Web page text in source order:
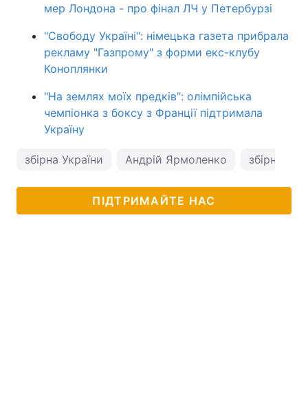
мер Лондона - про фінал ЛЧ у Петербурзі
"Свободу Україні": німецька газета прибрала
рекламу "Газпрому" з форми екс-клубу
Коноплянки
"На землях моїх предків": олімпійська
чемпіонка з боксу з Франції підтримала
Україну
збірна України Андрій Ярмоленко збірна
ПІДТРИМАЙТЕ НАС